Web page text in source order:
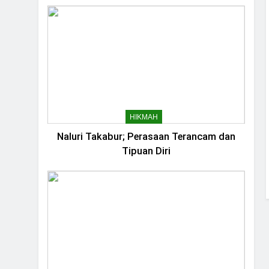
4 Bulan Ago
HIKMAH
Naluri Takabur; Perasaan Terancam dan
Tipuan Diri